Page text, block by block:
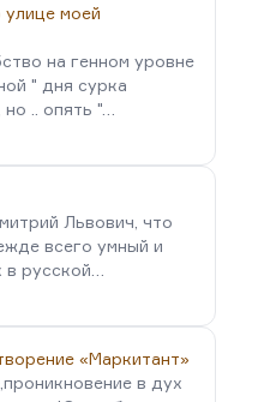
моей
на генном уровне
" дня сурка
.. опять "…
Львович, что
всего умный и
русской…
«Маркитант»
в дух